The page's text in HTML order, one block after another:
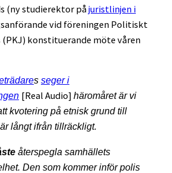
(ny studierektor påjuristlinjen i
vid föreningen Politiskt
konstituerande möte våren
s seger i
[Real Audio] häromåret är vi
kvotering på etnisk grund till
långt ifrån tillräckligt.
återspegla samhällets
Den som kommer inför polis